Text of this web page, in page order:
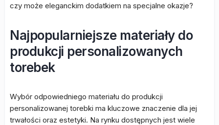
czy może eleganckim dodatkiem na specjalne okazje?
Najpopularniejsze materiały do
produkcji personalizowanych
torebek
Wybór odpowiedniego materiału do produkcji
personalizowanej torebki ma kluczowe znaczenie dla jej
trwałości oraz estetyki. Na rynku dostępnych jest wiele